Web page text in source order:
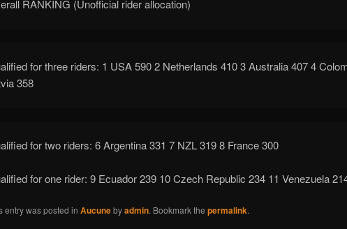
RANKING (Unofficial rider allocation)
for three riders: 1 USA 590 2 Netherlands 410 3 Australia 407 4
358
for two riders: 6 Argentina 331 7 NZL 319 8 France 300
for one rider: 9 Ecuador 239 10 Czech Republic 234 11 Venezuela
entry was posted in Aucunebyadmin. Bookmark the permalink.